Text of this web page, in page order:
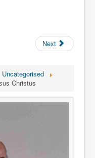
Next
Uncategorised
Christus